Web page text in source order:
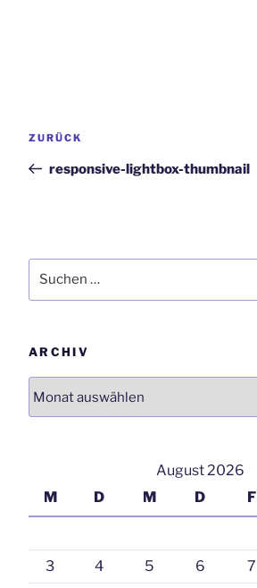
Vorheriger
ZURÜCK
responsive-lightbox-thumbnail
nach:
ARCHIV
August 2026
M
D M D F
3
4 5 6 7